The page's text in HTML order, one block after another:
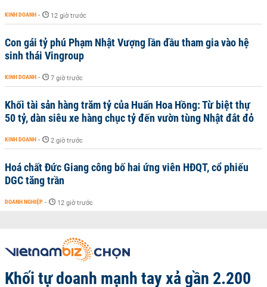
KINH DOANH - 12 giờ trước
Con gái tỷ phú Phạm Nhật Vượng lần đầu tham gia vào hệ
sinh thái Vingroup
KINH DOANH - 7 giờ trước
Khối tài sản hàng trăm tỷ của Huấn Hoa Hồng: Từ biệt thự
50 tỷ, dàn siêu xe hàng chục tỷ đến vườn tùng Nhật đắt đỏ
KINH DOANH - 2 giờ trước
Hoá chất Đức Giang công bố hai ứng viên HĐQT, cổ phiếu
DGC tăng trần
DOANH NGHIỆP - 12 giờ trước
Khối tự doanh mạnh tay xả gần 2.200